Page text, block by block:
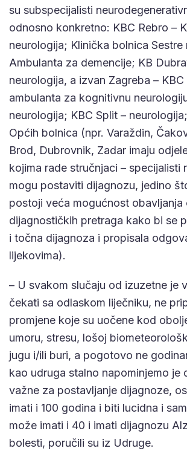
su subspecijalisti
odnosno konkretno: KBC Rebro –
neurologija; Klinička bolnica Sestre
Ambulanta za demencije; KB
neurologija, a izvan Zagreba – KBC
ambulanta za kognitivnu
neurologija; KBC Split –
Općih bolnica (npr. Varaždin,
Brod, Dubrovnik, Zadar imaju
kojima rade stručnjaci – specijalisti
mogu postaviti dijagnozu, jedino
postoji veća mogućnost obavljanja
dijagnostičkih pretraga kako bi se
i točna dijagnoza i propisala
lijekovima).
– U svakom slučaju od izuzetne je
čekati sa odlaskom liječniku, ne
promjene koje su uočene kod
umoru, stresu, lošoj
jugu i/ili buri, a pogotovo ne
kao udruga stalno napominjemo je
važne za postavljanje dijagnoze,
imati i 100 godina i biti lucidna i
može imati i 40 i imati dijagnozu
bolesti, poručili su iz Udruge.